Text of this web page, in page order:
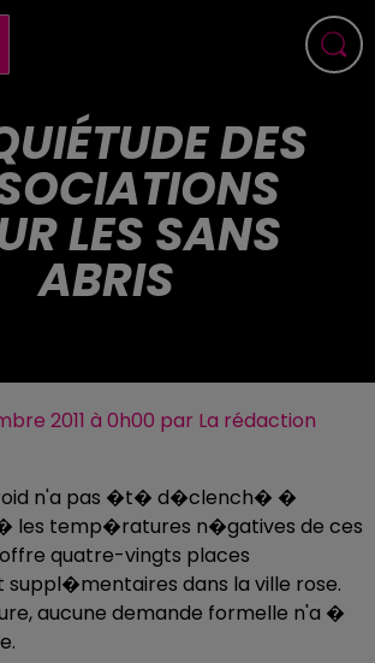
DES
LES SANS
ABRIS
2011 à 0h00 par La rédaction
n'a pas �t� d�clench� �
les temp�ratures n�gatives de ces
quatre-vingts places
dans la ville rose.
aucune demande formelle n'a �